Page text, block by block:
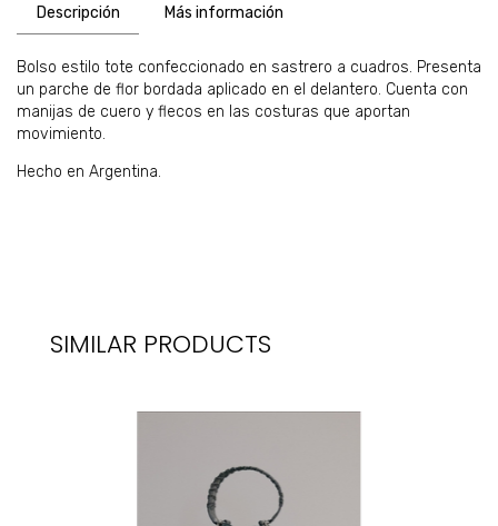
Descripción Más información
Bolso estilo tote confeccionado en sastrero a cuadros. Presenta
un parche de flor bordada aplicado en el delantero. Cuenta con
manijas de cuero y flecos en las costuras que aportan
movimiento.
Hecho en Argentina.
SIMILAR PRODUCTS